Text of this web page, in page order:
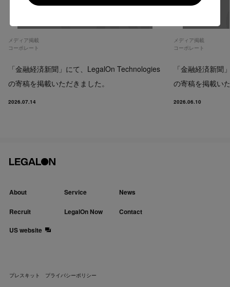
Go to US website
メディア掲載
コーポレート
「金融経済新聞」にて、LegalOn Technologies
の寄稿を掲載いただきました。
2026.07.14
メディア掲載
コーポレート
「金融経済新聞
の寄稿を掲載い
2026.06.10
About Service News
Recruit LegalOn Now
Contact
US website
プレスキット プライバシーポリシー